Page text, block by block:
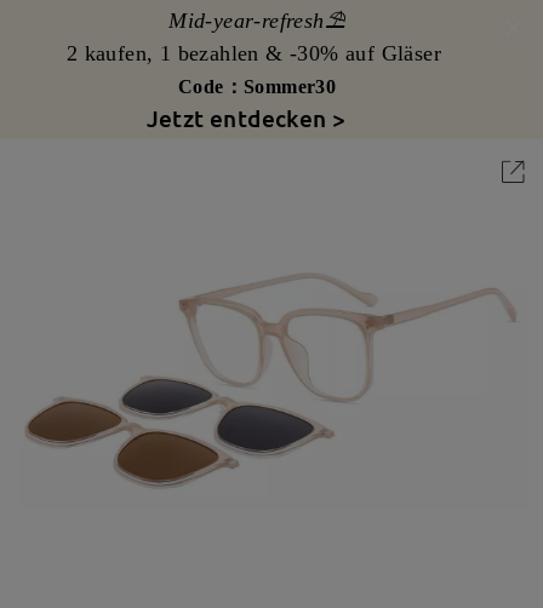
Mid-year-refresh⛱️
2 kaufen, 1 bezahlen & -30% auf Gläser
Code：Sommer30
Jetzt entdecken >